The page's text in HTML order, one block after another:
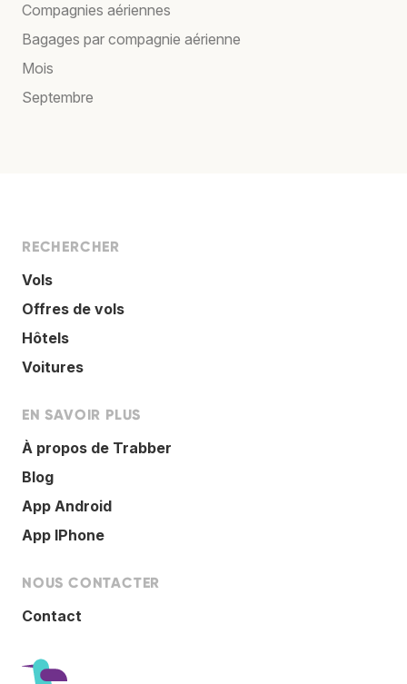
Compagnies aériennes
Bagages par compagnie aérienne
Mois
Septembre
RECHERCHER
Vols
Offres de vols
Hôtels
Voitures
EN SAVOIR PLUS
À propos de Trabber
Blog
App Android
App IPhone
NOUS CONTACTER
Contact